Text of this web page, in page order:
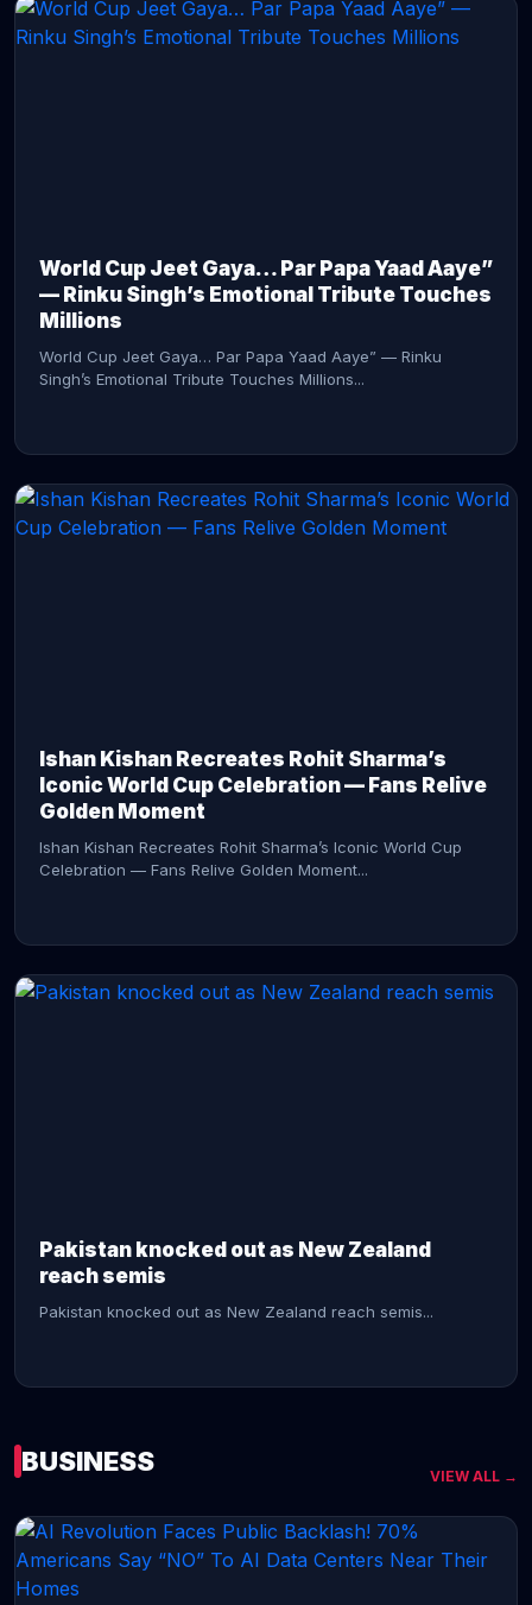
World Cup Jeet Gaya… Par Papa Yaad Aaye”
— Rinku Singh’s Emotional Tribute Touches
Millions
World Cup Jeet Gaya… Par Papa Yaad Aaye” — Rinku
Singh’s Emotional Tribute Touches Millions...
Ishan Kishan Recreates Rohit Sharma’s
Iconic World Cup Celebration — Fans Relive
Golden Moment
Ishan Kishan Recreates Rohit Sharma’s Iconic World Cup
Celebration — Fans Relive Golden Moment...
Pakistan knocked out as New Zealand
reach semis
Pakistan knocked out as New Zealand reach semis...
CONTINUE READING →
BUSINESS VIEW ALL →